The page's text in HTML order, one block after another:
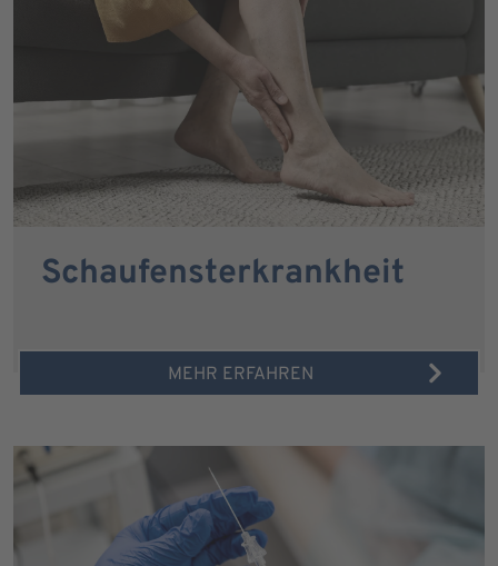
Schaufensterkrankheit
MEHR ERFAHREN